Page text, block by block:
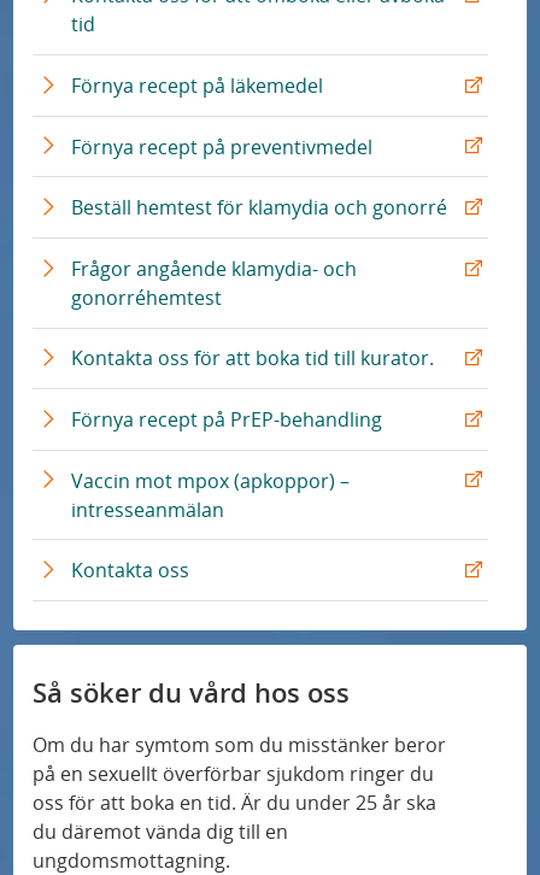
r
n
ä
tid
x
t
e
r
L
n
k
Förnya recept på läkemedel
x
t
e
r
k
Förnya recept på preventivmedel
x
t
e
ä
Beställ hemtest för klamydia och gonorréE
x
r
Frågor angående klamydia- och
gonorréhemtestE
x
t
e
r
Kontakta oss för att boka tid till kurator.
x
e
Förnya recept på PrEP-behandlingE
x
r
n
Vaccin mot mpox (apkoppor) –
intresseanmälan
x
e
r
n
L
ä
n
k
Kontakta oss
x
t
r
L
ä
n
k
Så söker du vård hos oss
Om du har symtom som du misstänker beror
på en sexuellt överförbar sjukdom ringer du
oss för att boka en tid. Är du under 25 år ska
du däremot vända dig till en
ungdomsmottagning.